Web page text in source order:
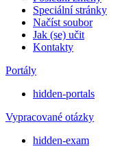
Speciální stránky
Načíst soubor
Jak (se) učit
Kontakty
Portály
hidden-portals
Vypracované otázky
hidden-exam